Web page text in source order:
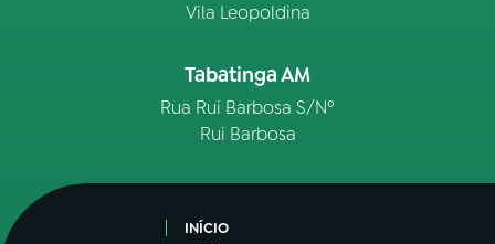
Vila Leopoldina
Tabatinga AM
Rua Rui Barbosa S/Nº
Rui Barbosa
INÍCIO